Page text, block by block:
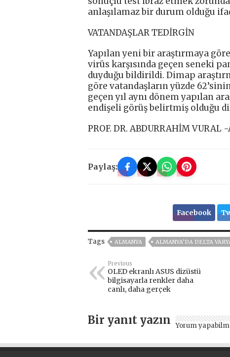
anlaşılamaz bir durum olduğu
VATANDAŞLAR TEDİRGİN
Yapılan yeni bir araştırmaya
virüs karşısında geçen seneki
duyduğu bildirildi. Dimap
göre vatandaşların yüzde
geçen yıl aynı dönem yapılan
endişeli görüş belirtmiş olduğu
PROF. DR. ABDURRAHİM VURAL
Paylaş:
Facebook
Tags ALMANYA ALMANYA’DA DELTA
Previous
OLED ekranlı ASUS dizüstü
bilgisayarla renkler daha
canlı, daha gerçek
Bir yanıt yazın Yorum